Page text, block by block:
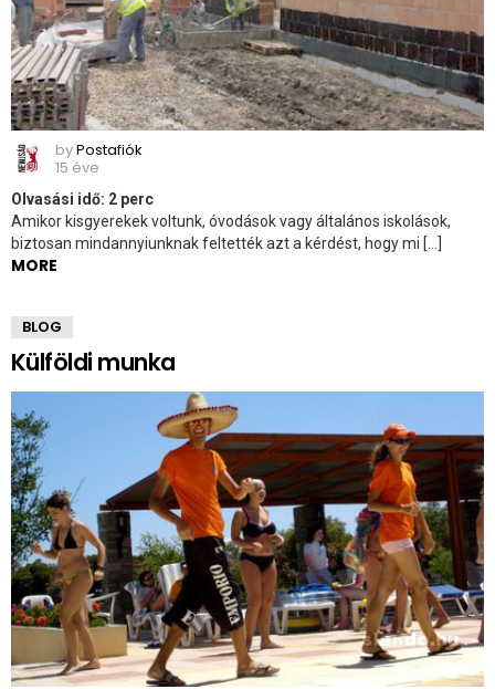
byPostafiók
15 éve
Olvasási idő: 2 perc
Amikor kisgyerekek voltunk, óvodások vagy általános iskolások,
biztosan mindannyiunknak feltették azt a kérdést, hogy mi […]
MORE
BLOG
Külföldi munka